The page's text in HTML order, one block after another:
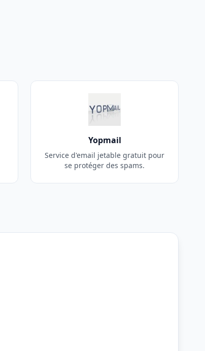
Yopmail
Service d'email jetable gratuit pour
se protéger des spams.